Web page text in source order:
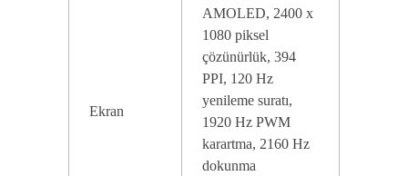
Ekran
AMOLED, 2400 x
1080 piksel
çözünürlük, 394
PPI, 120 Hz
yenileme suratı,
1920 Hz PWM
karartma, 2160 Hz
dokunma